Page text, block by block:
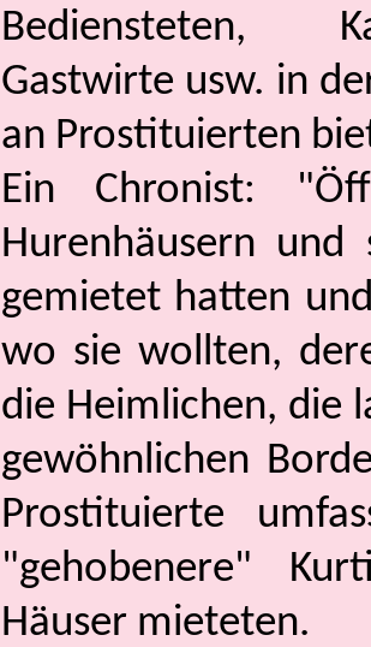
Bediensteten,
Gastwirte usw. in
an Prostituierten
Ein Chronist:
Hurenhäusern und
gemietet hatten
wo sie wollten,
die Heimlichen, die
gewöhnlichen
Prostituierte
"gehobenere"
Häuser mieteten.